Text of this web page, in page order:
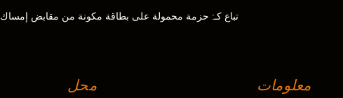
تباع كـ: حزمة محمولة على بطاقة مكونة من مقابض إمساك
محل معلومات